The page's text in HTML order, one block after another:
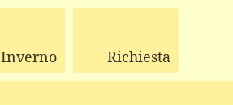
Inverno Richiesta